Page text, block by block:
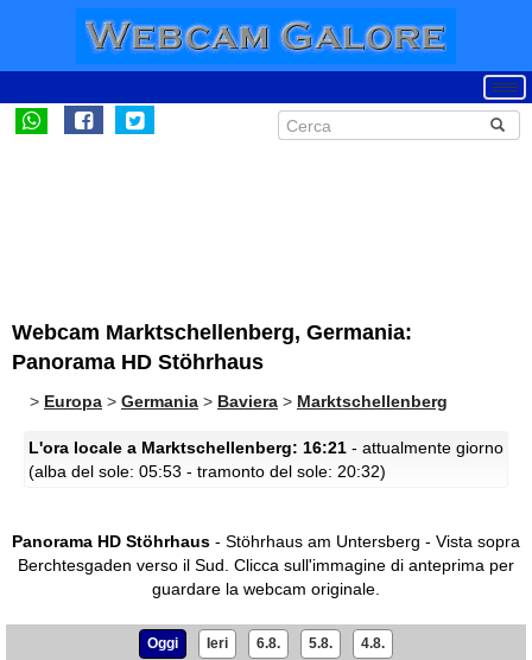
Webcam Marktschellenberg, Germania:
Panorama HD Stöhrhaus
> Europa > Germania > Baviera > Marktschellenberg
L'ora locale a Marktschellenberg: 16:21 - attualmente giorno
(alba del sole: 05:53 - tramonto del sole: 20:32)
Panorama HD Stöhrhaus - Stöhrhaus am Untersberg - Vista sopra
Berchtesgaden verso il Sud. Clicca sull'immagine di anteprima per
guardare la webcam originale.
Oggi Ieri 6.8. 5.8. 4.8.